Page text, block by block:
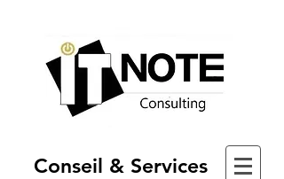
Conseil & Services